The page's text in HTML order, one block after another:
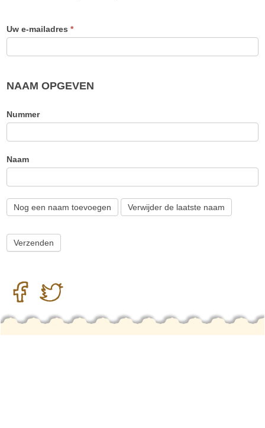
Uw e-mailadres *
NAAM OPGEVEN
Nummer
Naam
Nog een naam toevoegen Verwijder de laatste naam